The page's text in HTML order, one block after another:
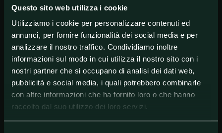
Questo sito web utilizza i cookie
Utilizziamo i cookie per personalizzare contenuti ed
annunci, per fornire funzionalità dei social media e per
analizzare il nostro traffico. Condividiamo inoltre
informazioni sul modo in cui utilizza il nostro sito con i
nostri partner che si occupano di analisi dei dati web,
pubblicità e social media, i quali potrebbero combinarle
con altre informazioni che ha fornito loro o che hanno
raccolto dal suo utilizzo dei loro servizi.
e il superiore roster dei Thunder emergerà in questa
una preferenza per Oklahoma.
#pronosticoOklahomaIndiana